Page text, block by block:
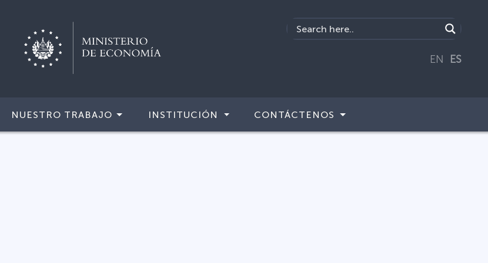
EN ES
NUESTRO TRABAJO INSTITUCIÓN CONTÁCTENOS